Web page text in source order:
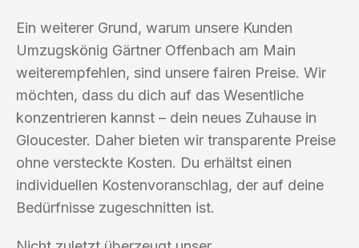
Ein weiterer Grund, warum unsere Kunden
Umzugskönig Gärtner Offenbach am Main
weiterempfehlen, sind unsere fairen Preise. Wir
möchten, dass du dich auf das Wesentliche
konzentrieren kannst – dein neues Zuhause in
Gloucester. Daher bieten wir transparente Preise
ohne versteckte Kosten. Du erhältst einen
individuellen Kostenvoranschlag, der auf deine
Bedürfnisse zugeschnitten ist.